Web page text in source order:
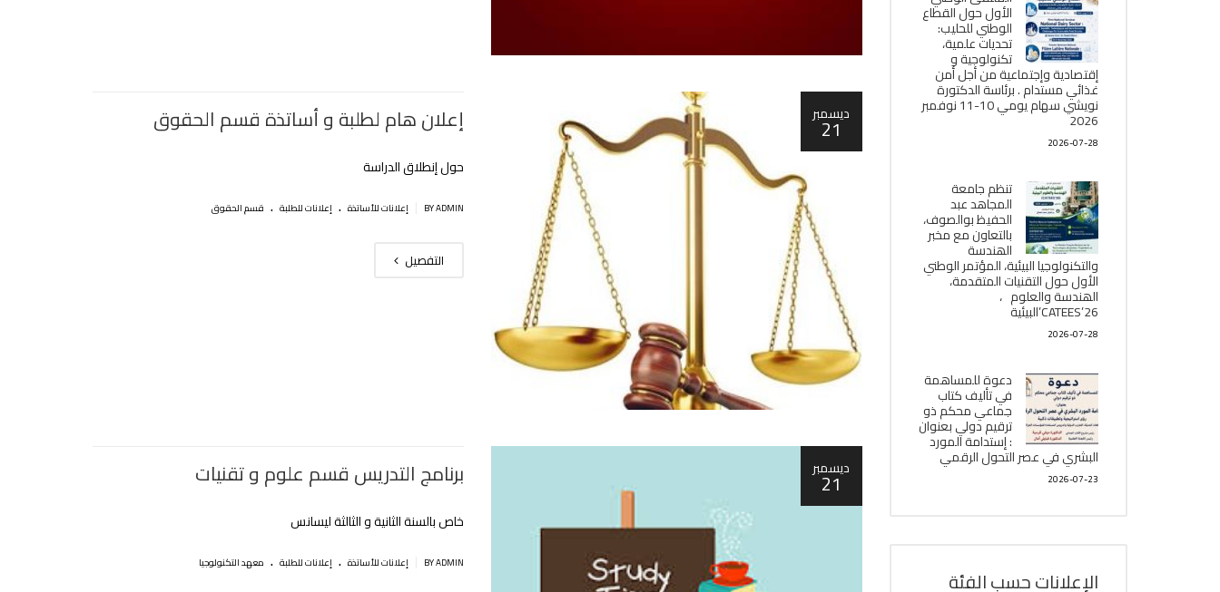
ديسمبر
21 إعلان هام لطلبة و أساتذة قسم الحقوق
حول إنطلاق الدراسة
BY ADMIN إعلانات للأساتذة . إعلانات للطلبة . قسم الحقوق
التفصيل
ديسمبر
21 برنامج التدريس قسم علوم و تقنيات
خاص بالسنة الثانية و الثالثة ليسانس
BY ADMIN إعلانات للأساتذة . إعلانات للطلبة . معهد التكنولوجيا
الأول حول القطاع
الوطني للحليب:
تحديات علمية،
تكنولوجية و
إقتصادية وإجتماعية من أجل أمن
غذائي مستدام . برئاسة الدكتورة
نويشي سهام يومي 10-11 نوفمبر
2026
2026-07-28
تنظم جامعة
المجاهد عبد
الحفيظ بوالصوف،
بالتعاون مع مخبر
الھندسة
والتكنولوجيا البیئیة، المؤتمر الوطني
الأول حول التقنيات المتقدمة،
الھندسة والعلوم ،
CATEES’26’البیئية
2026-07-28
دعوة للمساهمة
في تأليف كتاب
جماعي محكم ذو
ترقيم دولي بعنوان
: إستدامة المورد
البشري في عصر التحول الرقمي
2026-07-23
الإعلانات حسب الفئة